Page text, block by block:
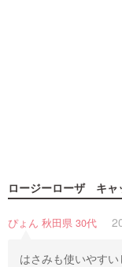
ロージーローザ コ
ロージーローザ キャ
ぴょん 秋田県 30代
はさみも使いやす